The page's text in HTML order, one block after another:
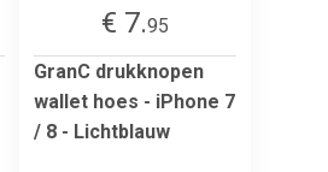
€ 7.95
GranC drukknopen
wallet hoes - iPhone 7
/ 8 - Lichtblauw